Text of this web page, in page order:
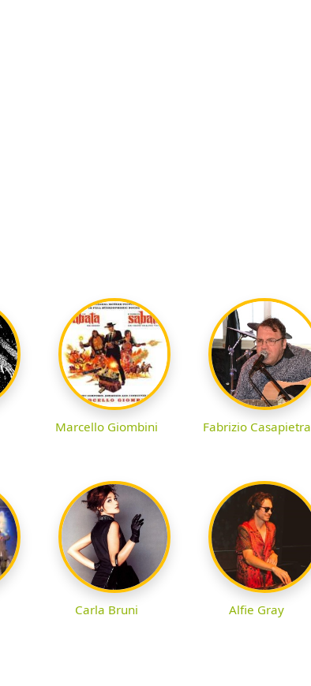
Marcello Giombini Fabrizio Casapietra
Carla Bruni Alfie Gray